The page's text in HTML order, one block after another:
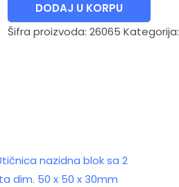
DODAJ U KORPU
Šifra proizvoda: 26065 Kategorija: